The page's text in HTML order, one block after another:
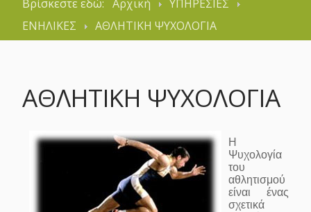
Βρίσκεστε εδώ: Αρχική
ΥΠΗΡΕΣΙΕΣ
ΕΝΗΛΙΚΕΣ
ΑΘΛΗΤΙΚΗ ΨΥΧΟΛΟΓΙΑ
ΑΘΛΗΤΙΚΗ ΨΥΧΟΛΟΓΙΑ
Η
Ψυχολογία
του
αθλητισμού
είναι ένας
σχετικά